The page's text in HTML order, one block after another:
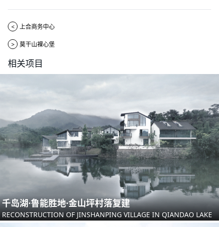
< 上合商务中心
> 莫干山裸心堡
相关项目
千岛湖·鲁能胜地·金山坪村落复建
RECONSTRUCTION OF JINSHANPING VILLAGE IN QIANDAO LAKE